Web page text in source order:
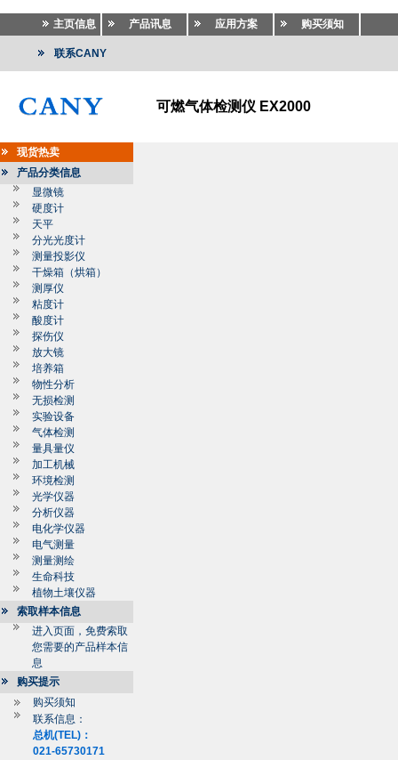
主页信息 产品讯息 应用方案 购买须知
联系CANY
可燃气体检测仪 EX2000
现货热卖
产品分类信息
显微镜
硬度计
天平
分光光度计
测量投影仪
干燥箱（烘箱）
测厚仪
粘度计
酸度计
探伤仪
放大镜
培养箱
物性分析
无损检测
实验设备
气体检测
量具量仪
加工机械
环境检测
光学仪器
分析仪器
电化学仪器
电气测量
测量测绘
生命科技
植物土壤仪器
索取样本信息
进入页面，免费索取
您需要的产品样本信
息
购买提示
购买须知
联系信息：
总机(TEL)：
021-65730171